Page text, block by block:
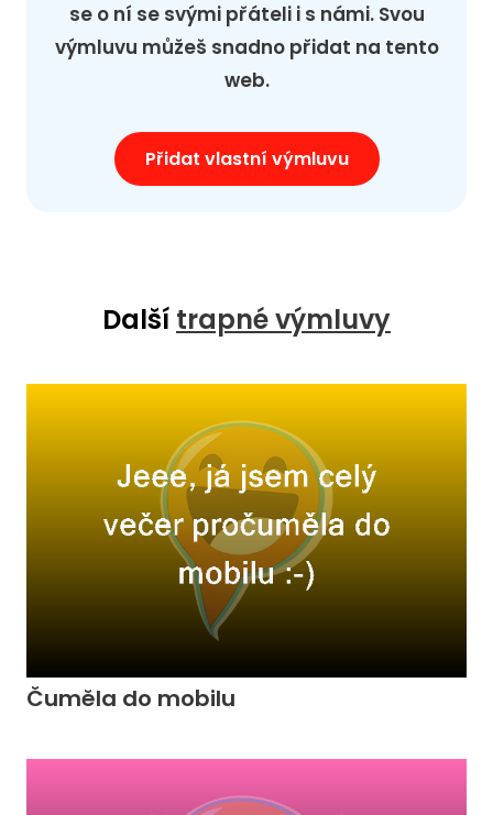
se o ní se svými přáteli i s námi. Svou
výmluvu můžeš snadno přidat na tento
web.
Přidat vlastní výmluvu
Další trapné výmluvy
Čuměla do mobilu